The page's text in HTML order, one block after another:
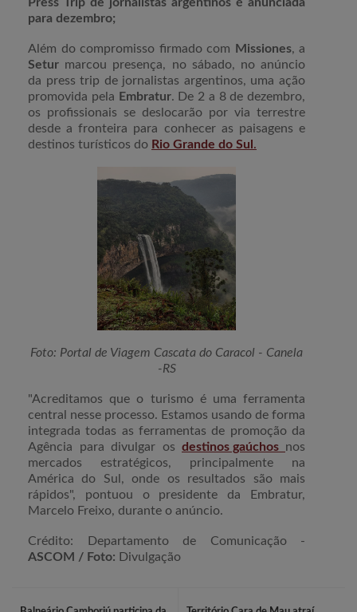
Press Trip de jornalistas argentinos é anunciada
para dezembro;
Além do compromisso firmado com Missiones, a
Setur marcou presença, no sábado, no anúncio
da press trip de jornalistas argentinos, uma ação
promovida pela Embratur. De 2 a 8 de dezembro,
os profissionais se deslocarão por via terrestre
desde a fronteira para conhecer as paisagens e
destinos turísticos do Rio Grande do Sul .
Foto: Portal de Viagem Cascata do Caracol - Canela
-RS
"Acreditamos que o turismo é uma ferramenta
central nesse processo. Estamos usando de forma
integrada todas as ferramentas de promoção da
Agência para divulgar os destinos gaúchos nos
mercados estratégicos, principalmente na
América do Sul, onde os resultados são mais
rápidos", pontuou o presidente da Embratur,
Marcelo Freixo, durante o anúncio.
Crédito:
Departamento de Comunicação -
ASCOM / Foto: Divulgação